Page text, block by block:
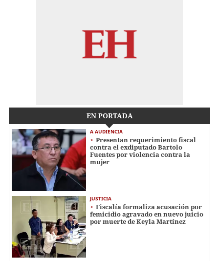
EN PORTADA
A AUDIENCIA
Presentan requerimiento fiscal
contra el exdiputado Bartolo
Fuentes por violencia contra la
mujer
JUSTICIA
Fiscalía formaliza acusación por
femicidio agravado en nuevo juicio
por muerte de Keyla Martínez